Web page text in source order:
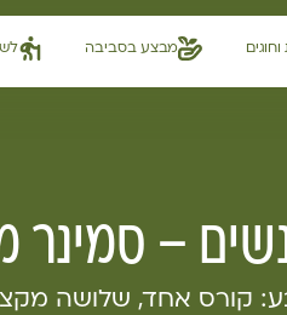
וחוגים מבצע בסביבה
– סמינר
קורס אחד, שלושה